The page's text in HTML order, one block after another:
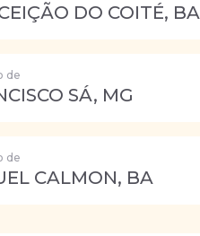
DO COITÉ, BA
de
SÁ, MG
de
CALMON, BA